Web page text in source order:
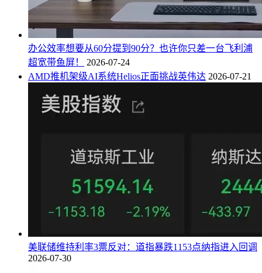
办公效率想要从60分提到90分？也许你只差一台飞利浦
超宽带鱼屏！
2026-07-24
AMD推机架级AI系统Helios正面挑战英伟达 2026-07-21
美联储维持利率3票反对：道指暴跌1153点纳指进入回调
2026-07-30